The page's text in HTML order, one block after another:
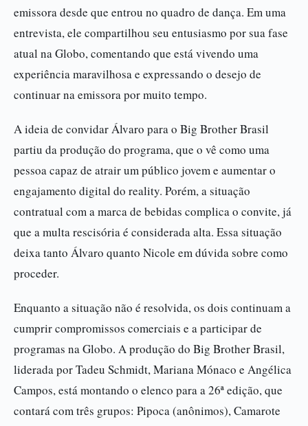
emissora desde que entrou no quadro de dança. Em uma
entrevista, ele compartilhou seu entusiasmo por sua fase
atual na Globo, comentando que está vivendo uma
experiência maravilhosa e expressando o desejo de
continuar na emissora por muito tempo.
A ideia de convidar Álvaro para o Big Brother Brasil
partiu da produção do programa, que o vê como uma
pessoa capaz de atrair um público jovem e aumentar o
engajamento digital do reality. Porém, a situação
contratual com a marca de bebidas complica o convite, já
que a multa rescisória é considerada alta. Essa situação
deixa tanto Álvaro quanto Nicole em dúvida sobre como
proceder.
Enquanto a situação não é resolvida, os dois continuam a
cumprir compromissos comerciais e a participar de
programas na Globo. A produção do Big Brother Brasil,
liderada por Tadeu Schmidt, Mariana Mónaco e Angélica
Campos, está montando o elenco para a 26ª edição, que
contará com três grupos: Pipoca (anônimos), Camarote